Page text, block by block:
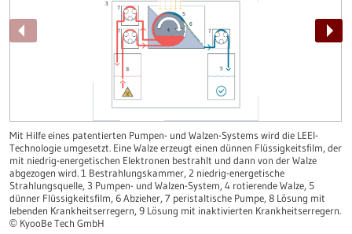
Mit Hilfe eines patentierten Pumpen- und Walzen-Systems wird die LEEI-
Technologie umgesetzt. Eine Walze erzeugt einen dünnen Flüssigkeitsfilm, der
mit niedrig-energetischen Elektronen bestrahlt und dann von der Walze
abgezogen wird. 1 Bestrahlungskammer, 2 niedrig-energetische
Strahlungsquelle, 3 Pumpen- und Walzen-System, 4 rotierende Walze, 5
dünner Flüssigkeitsfilm, 6 Abzieher, 7 peristaltische Pumpe, 8 Lösung mit
lebenden Krankheitserregern, 9 Lösung mit inaktivierten Krankheitserregern.
© KyooBe Tech GmbH